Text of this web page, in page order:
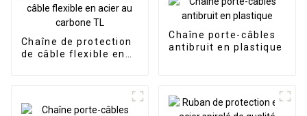
Chaîne de protection
de câble flexible en
Chaîne porte-câbles
antibruit en plastique